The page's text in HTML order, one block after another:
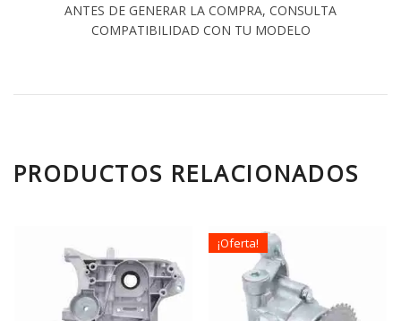
ANTES DE GENERAR LA COMPRA, CONSULTA
COMPATIBILIDAD CON TU MODELO
PRODUCTOS RELACIONADOS
¡Oferta!